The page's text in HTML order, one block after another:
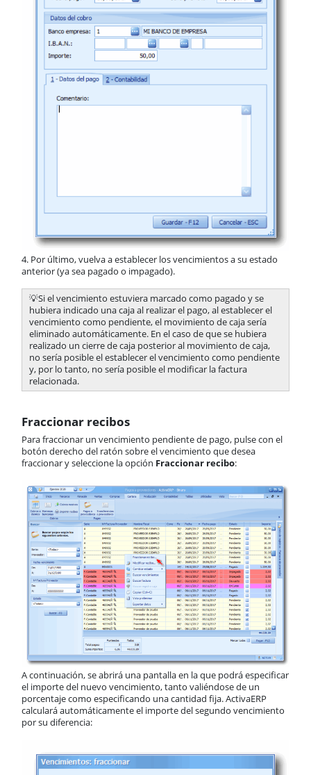
4. Por último, vuelva a establecer los vencimientos a su estado
anterior (ya sea pagado o impagado).
💡Si el vencimiento estuviera marcado como pagado y se
hubiera indicado una caja al realizar el pago, al establecer el
vencimiento como pendiente, el movimiento de caja sería
eliminado automáticamente. En el caso de que se hubiera
realizado un cierre de caja posterior al movimiento de caja,
no sería posible el establecer el vencimiento como pendiente
y, por lo tanto, no sería posible el modificar la factura
relacionada.
Fraccionar recibos
Para fraccionar un vencimiento pendiente de pago, pulse con el
botón derecho del ratón sobre el vencimiento que desea
fraccionar y seleccione la opción Fraccionar recibo:
A continuación, se abrirá una pantalla en la que podrá especificar
el importe del nuevo vencimiento, tanto valiéndose de un
porcentaje como especificando una cantidad fija. ActivaERP
calculará automáticamente el importe del segundo vencimiento
por su diferencia: